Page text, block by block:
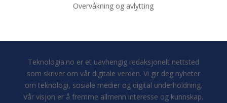
Overvåkning og avlytting
Teknologia.no er et uavhengig redaksjonelt nettsted
som skriver om vår digitale verden. Vi gir deg nyheter
om teknologi, sosiale medier og digital underholdning.
Vår visjon er å fremme allmenn interesse og kunnskap.